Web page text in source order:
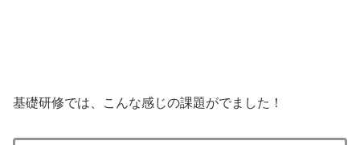
基礎研修では、こんな感じの課題がでました！